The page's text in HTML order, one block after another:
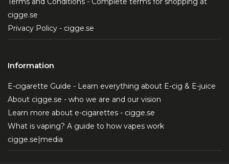
cigge.se
Privacy Policy - cigge.se
Information
E-cigarette Guide - Learn everything about E-cig & E-juice
About cigge.se - who we are and our vision
Learn more about e-cigarettes - cigge.se
What is vaping? A guide to how vapes work
cigge.se|media